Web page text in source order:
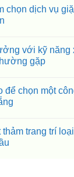
chọn dịch vụ
với kỹ năng
gặp
để chọn một
thảm trang trí